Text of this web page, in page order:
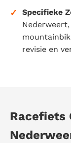
✓ Specifieke
revisie en
Racefiets